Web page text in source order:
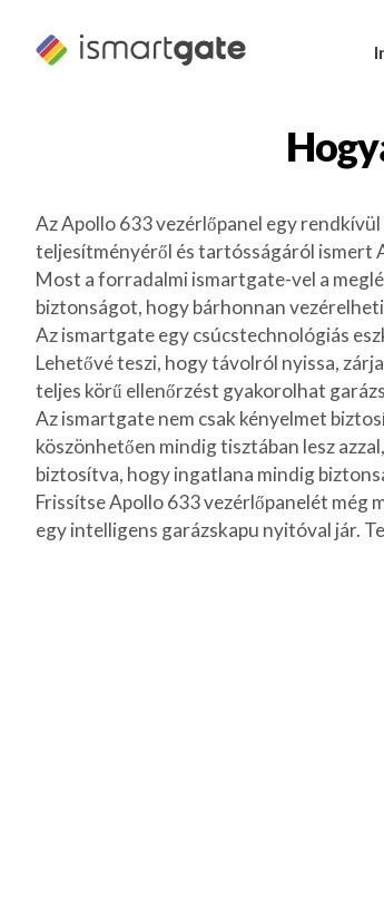
tartalomra
Az Apollo 633 vezérlőpanel egy
teljesítményéről és tartósságáról ismert
Most a forradalmi ismartgate-vel a
biztonságot, hogy bárhonnan
Az ismartgate egy csúcstechnológiás
Lehetővé teszi, hogy távolról nyissa,
teljes körű ellenőrzést gyakorolhat
Az ismartgate nem csak kényelmet
köszönhetően mindig tisztában lesz
biztosítva, hogy ingatlana mindig
Frissítse Apollo 633 vezérlőpanelét még
egy intelligens garázskapu nyitóval jár.